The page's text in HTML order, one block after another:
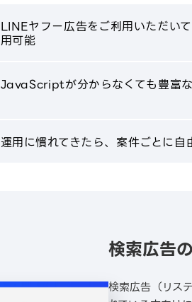
LINEヤフー広告をご利用いただい
用可能
JavaScriptが分からなくても豊富
運用に慣れてきたら、案件ごとに自
検索広告
検索広告（リス